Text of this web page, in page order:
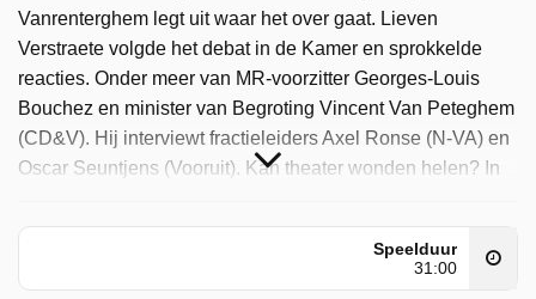
Vanrenterghem legt uit waar het over gaat. Lieven
Verstraete volgde het debat in de Kamer en sprokkelde
reacties. Onder meer van MR-voorzitter Georges-Louis
Bouchez en minister van Begroting Vincent Van Peteghem
(CD&V). Hij interviewt fractieleiders Axel Ronse (N-VA) en
Oscar Seuntjens (Vooruit). Kan theater wonden helen? In
oorlogsveteranen maken voorstellingen met hun verhalen
van het front. Het is een manier om trauma’s bespreekbaar
te maken en te verwerken. Een reportage van Gert-Jan
Speelduur
31:00